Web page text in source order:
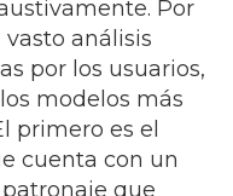
Por
análisis
por los usuarios,
modelos más
primero es el
cuenta con un
que